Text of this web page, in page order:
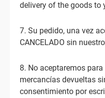
delivery of the goods to
7. Su pedido, una vez
CANCELADO sin
8. No aceptaremos
mercancías devueltas
consentimiento por